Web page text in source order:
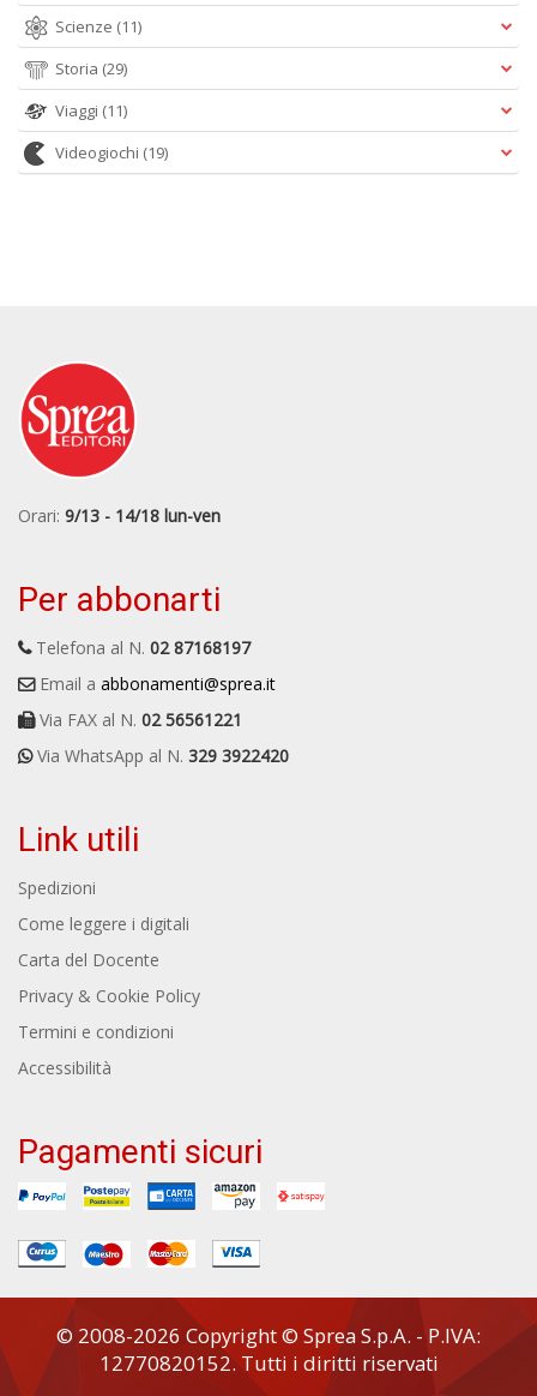
Scienze (11)
Storia (29)
Viaggi (11)
Videogiochi (19)
Orari: 9/13 - 14/18 lun-ven
Per abbonarti
Telefona al N. 02 87168197
Email a abbonamenti@sprea.it
Via FAX al N. 02 56561221
Via WhatsApp al N. 329 3922420
Link utili
Spedizioni
Come leggere i digitali
Carta del Docente
Privacy & Cookie Policy
Termini e condizioni
Accessibilità
Pagamenti sicuri
© 2008-2026 Copyright © Sprea S.p.A. - P.IVA:
12770820152. Tutti i diritti riservati